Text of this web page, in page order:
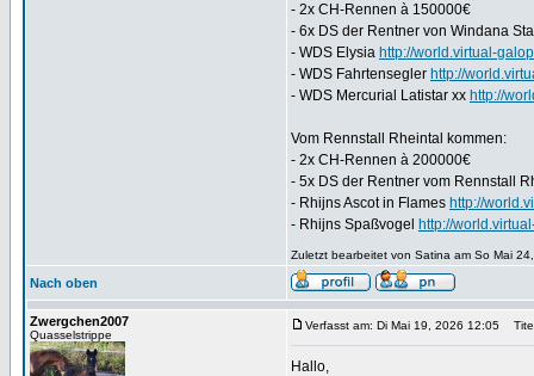
- 2x CH-Rennen à 150000€
- 6x DS der Rentner von Windana
- WDS Elysia http://world.virtual-
- WDS Fahrtensegler http://
- WDS Mercurial Latistar xx http://
Vom Rennstall Rheintal kommen:
- 2x CH-Rennen à 200000€
- 5x DS der Rentner vom Rennstall
- Rhijns Ascot in Flames http://
- Rhijns Spaßvogel
http://
Zuletzt bearbeitet von Satina am So Mai
Nach oben
Zwergchen2007
Quasselstrippe
Verfasst am: Di Mai 19, 2026 12:05
Hallo,